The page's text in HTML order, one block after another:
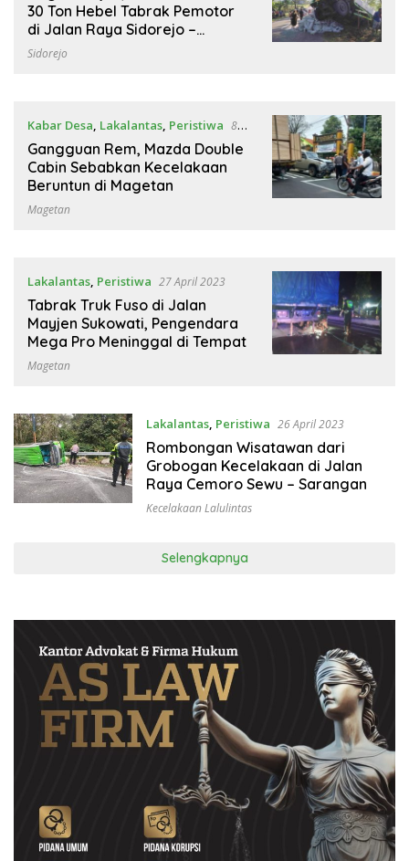
30 Ton Hebel Tabrak Pemotor
di Jalan Raya Sidorejo –
Plaosan
Sidorejo
Kabar Desa, Lakalantas, Peristiwa 8
Mei 2023
Gangguan Rem, Mazda Double
Cabin Sebabkan Kecelakaan
Beruntun di Magetan
Magetan
Lakalantas, Peristiwa 27 April 2023
Tabrak Truk Fuso di Jalan
Mayjen Sukowati, Pengendara
Mega Pro Meninggal di Tempat
Magetan
Lakalantas, Peristiwa 26 April 2023
Rombongan Wisatawan dari
Grobogan Kecelakaan di Jalan
Raya Cemoro Sewu – Sarangan
Kecelakaan Lalulintas
Selengkapnya